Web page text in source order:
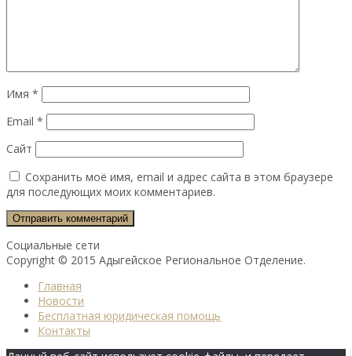
Имя *
Email *
Сайт
Сохранить моё имя, email и адрес сайта в этом браузере
для последующих моих комментариев.
Социальные сети
Copyright © 2015 Адыгейское Региональное Отделение.
Главная
Новости
Бесплатная юридическая помощь
Контакты